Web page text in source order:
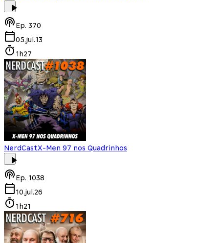
Ep. 370
05.jul.13
1h27
NerdCastX-Men 97 nos Quadrinhos
Ep. 1038
10.jul.26
1h21